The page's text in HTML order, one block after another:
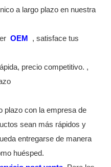
a largo plazo en nuestra
OEM
, satisface tus
precio competitivo. ,
plazo con la empresa de
sean más rápidos y
entregarse de manera
huésped.